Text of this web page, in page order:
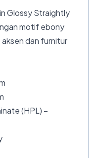
Glossy Straightly
motif ebony
dan furnitur
(HPL) –